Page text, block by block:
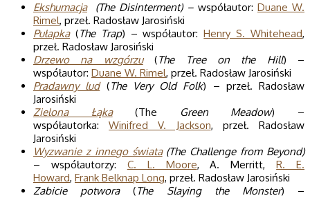
Ekshumacja
(The Disinterment) – współautor: Duane W.
Rimel, przeł. Radosław Jarosiński
Pułapka(The Trap) – współautor:Henry S. Whitehead,
przeł. Radosław Jarosiński
Drzewo na wzgórzu(The Tree on the Hill) –
współautor: Duane W. Rimel, przeł. Radosław Jarosiński
Pradawny lud (The Very Old Folk) – przeł. Radosław
Jarosiński
Zielona Łąka(The Green Meadow) –
współautorka:Winifred V. Jackson, przeł. Radosław
Jarosiński
Wyzwanie z innego świata (The Challenge from Beyond)
– współautorzy: C. L. Moore, A. Merritt,R. E.
Howard, Frank Belknap Long, przeł. Radosław Jarosiński
Zabicie potwora(The Slaying the Monster) –